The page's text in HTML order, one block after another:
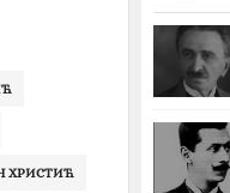
ХРИСТИЋ